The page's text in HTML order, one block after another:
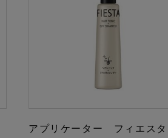
アプリケーター フィエス